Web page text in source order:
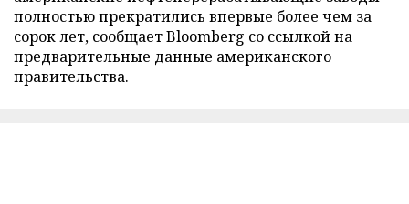
полностью прекратились впервые более чем за
сорок лет, сообщает Bloomberg со ссылкой на
предварительные данные американского
правительства.